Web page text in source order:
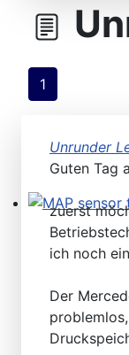
ECU D-
MAP sensor
1
Unrunder
Guten Tag
zuerst
ich noch
Der